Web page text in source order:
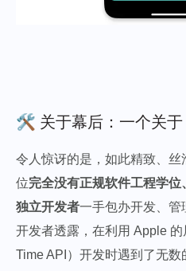
🛠️ 关于幕后：一个关于
令人惊讶的是，如此精致、
位完全没有正规软件工程学
独立开发者一手包办开发、管
开发者透露，在利用 Apple
Time API）开发时遇到了无